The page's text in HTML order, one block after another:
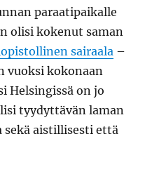
paraatipaikalle
olisi kokenut saman
sairaala –
vuoksi kokonaan
Helsingissä on jo
tyydyttävän laman
aistillisesti että